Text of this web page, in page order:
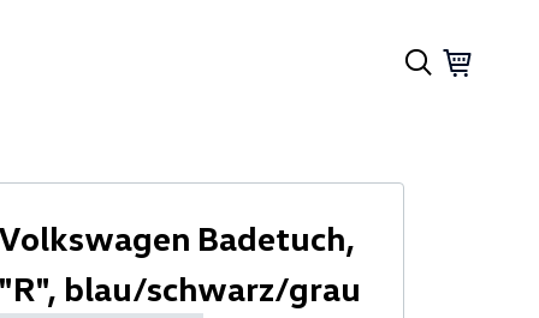
Volkswagen Badetuch,
"R", blau/schwarz/grau